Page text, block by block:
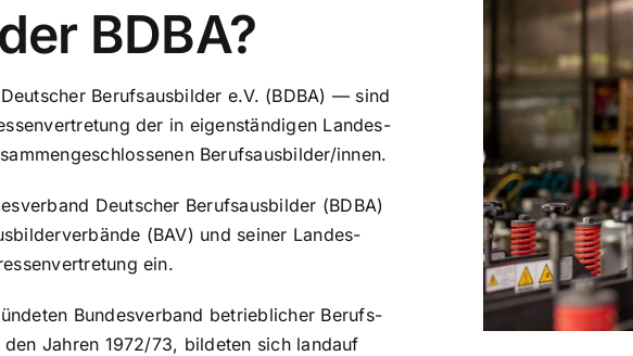
BDBA?
Berufs­aus­bil­der e.V. (BDBA) — sind
der in eigen­stän­di­gen Lan­des­
Berufsausbilder/innen.
Deutscher Berufs­aus­bil­der (BDBA)
(BAV) und seiner Lan­des­
ein.
Bun­des­ver­band betrieb­li­cher Berufs­
Jahren 1972/73, bildeten sich landauf